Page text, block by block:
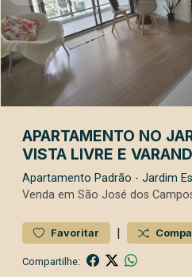
APARTAMENTO NO
VISTA LIVRE E
Apartamento Padrão - Jardim
Venda em São José dos
Favoritar |
Compartilhe: